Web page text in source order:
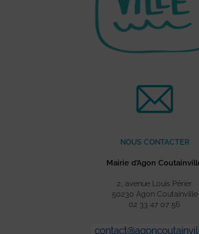
NOUS CONTACTER
Mairie d’Agon
2, avenue Louis Périer
50230 Agon Coutainville
02 33 47 07 56